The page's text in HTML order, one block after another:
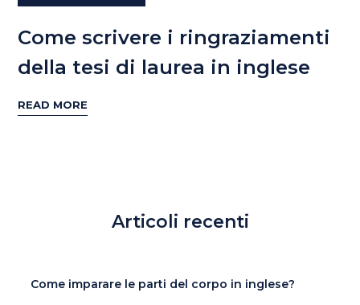
Come scrivere i ringraziamenti
della tesi di laurea in inglese
READ MORE
Articoli recenti
Come imparare le parti del corpo in inglese?